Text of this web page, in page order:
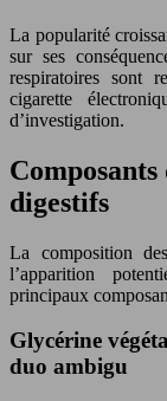
La popularité
sur ses
respiratoires sont
cigarette
d’investigation.
digestifs
La composition
l’apparition
principaux
Glycérine
duo ambigu